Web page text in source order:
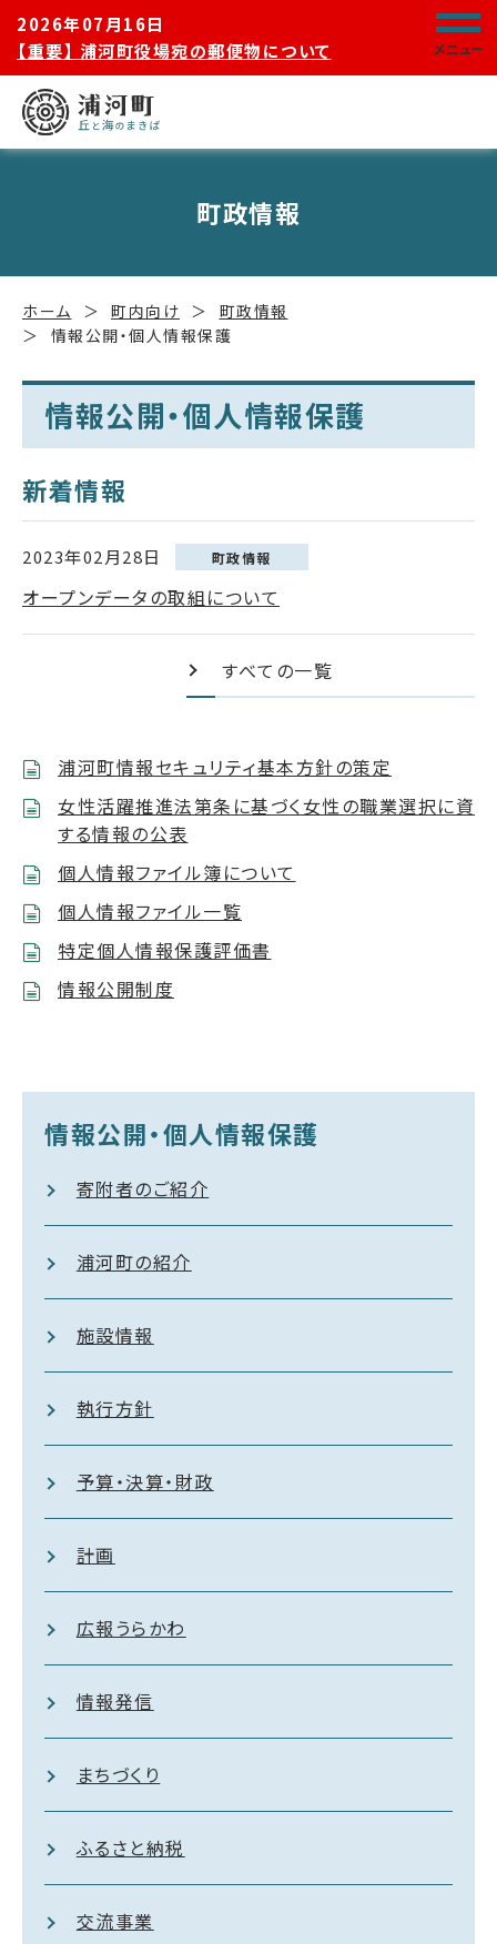
2026年07月16日
【重要】 浦河町役場宛の郵便物について
メニュー
町政情報
ホーム 町内向け
町政情報
情報公開・個人情報保護
情報公開・個人情報保護
新着情報
2023年02月28日 町政情報
オープンデータの取組について
すべての一覧
浦河町情報セキュリティ基本方針の策定
女性活躍推進法第条に基づく女性の職業選択に資
する情報の公表
個人情報ファイル簿について
個人情報ファイル一覧
特定個人情報保護評価書
情報公開制度
情報公開・個人情報保護
寄附者のご紹介
浦河町の紹介
施設情報
執行方針
予算・決算・財政
計画
広報うらかわ
情報発信
まちづくり
ふるさと納税
交流事業